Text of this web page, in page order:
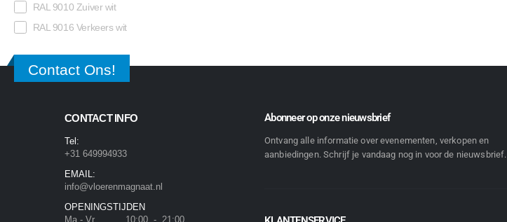
RAL 9010 Zuiver wit
RAL 9016 Verkeers wit
Contact Ons!
CONTACT INFO
Tel:
+31 649994933
EMAIL:
info@vloerenmagnaat.nl
OPENINGSTIJDEN
Ma - Vr 10:00 - 21:00
Abonneer op onze nieuwsbrief
Ontvang alle informatie over evenementen, verkopen en
aanbiedingen. Schrijf je vandaag nog in voor de nieuwsbrief.